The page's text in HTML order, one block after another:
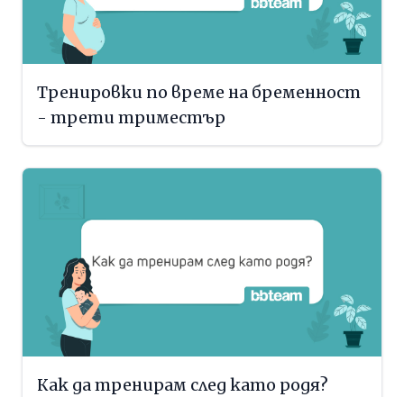
Тренировки по време на бременност
- трети триместър
Как да тренирам след като родя?